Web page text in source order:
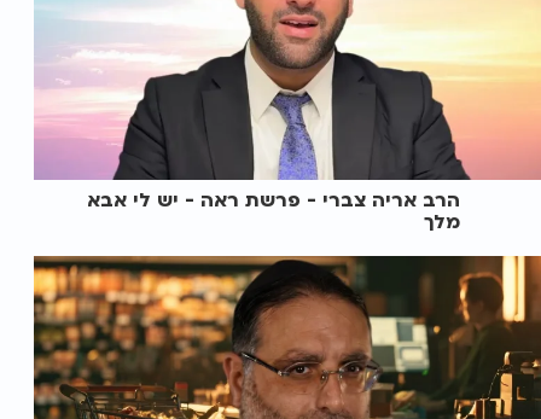
הרב אריה צברי - פרשת ראה - יש לי אבא
מלך